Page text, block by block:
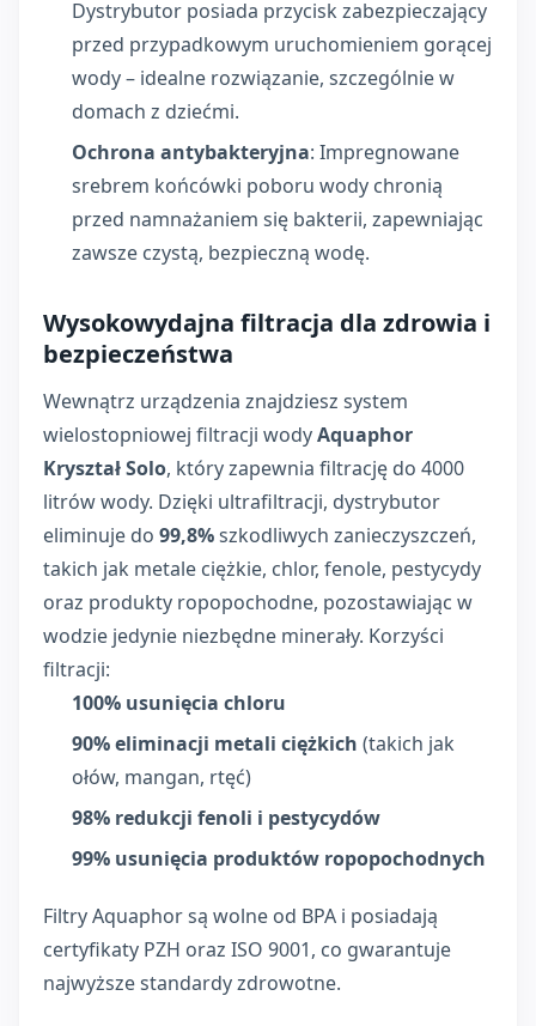
Dystrybutor posiada przycisk zabezpieczający
przed przypadkowym uruchomieniem gorącej
wody – idealne rozwiązanie, szczególnie w
domach z dziećmi.
Ochrona antybakteryjna: Impregnowane
srebrem końcówki poboru wody chronią
przed namnażaniem się bakterii, zapewniając
zawsze czystą, bezpieczną wodę.
Wysokowydajna filtracja dla zdrowia i
bezpieczeństwa
Wewnątrz urządzenia znajdziesz system
wielostopniowej filtracji wodyAquaphor
Kryształ Solo, który zapewnia filtrację do 4000
litrów wody. Dzięki ultrafiltracji, dystrybutor
eliminuje do 99,8%szkodliwych zanieczyszczeń,
takich jak metale ciężkie, chlor, fenole, pestycydy
oraz produkty ropopochodne, pozostawiając w
wodzie jedynie niezbędne minerały. Korzyści
filtracji:
100% usunięcia chloru
90% eliminacji metali ciężkich (takich jak
ołów, mangan, rtęć)
98% redukcji fenoli i pestycydów
99% usunięcia produktów ropopochodnych
Filtry Aquaphor są wolne od BPA i posiadają
certyfikaty PZH oraz ISO 9001, co gwarantuje
najwyższe standardy zdrowotne.